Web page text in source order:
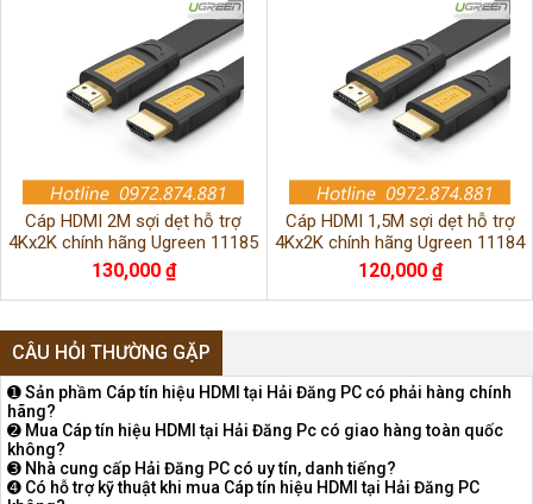
Cáp HDMI 2M sợi dẹt hỗ trợ
4Kx2K chính hãng Ugreen 11185
130,000 ₫
Cáp HDMI 1,5M sợi dẹt hỗ trợ
4Kx2K chính hãng Ugreen 11184
120,000 ₫
CÂU HỎI THƯỜNG GẶP
➊ Sản phầm Cáp tín hiệu HDMI tại Hải Đăng PC có phải hàng chính
hãng?
➋ Mua Cáp tín hiệu HDMI tại Hải Đăng Pc có giao hàng toàn quốc
không?
➌ Nhà cung cấp Hải Đăng PC có uy tín, danh tiếng?
➍ Có hỗ trợ kỹ thuật khi mua Cáp tín hiệu HDMI tại Hải Đăng PC